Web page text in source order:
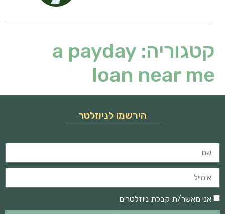
קטגוריה: a payday
loan near me
הירשמו לניוזלטר
אני מאשר/ת קבלת ניוזלטרים